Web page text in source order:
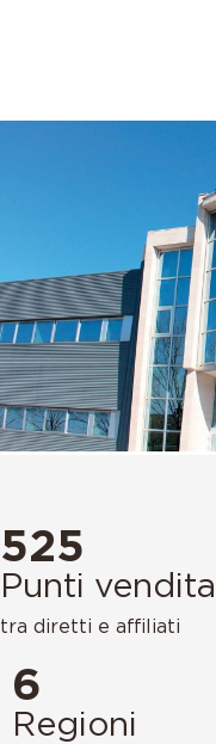
525
Punti vendita
tra diretti e affiliati
6
Regioni